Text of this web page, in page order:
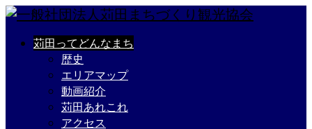
苅田ってどんなまち
歴史
エリアマップ
動画紹介
苅田あれこれ
アクセス